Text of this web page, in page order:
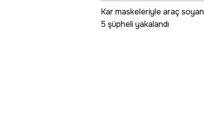
Kar maskeleriyle araç soyan
5 şüpheli yakalandı